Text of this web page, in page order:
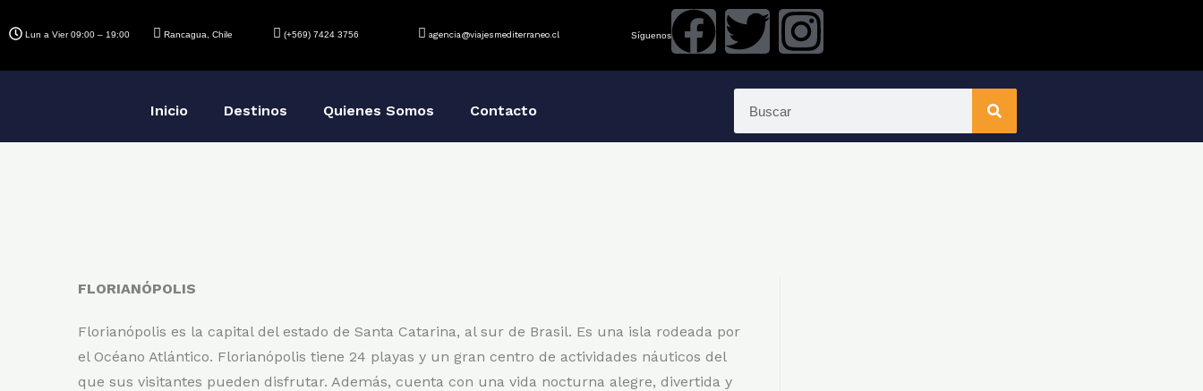
Lun a Vier 09:00 – 19:00 Rancagua, Chile (+569) 7424 3756 agencia@viajesmediterraneo.cl Síguenos
Inicio Destinos Quienes Somos Contacto
FLORIANÓPOLIS
Florianópolis es la capital del estado de Santa Catarina, al sur de Brasil. Es una isla rodeada por
el Océano Atlántico. Florianópolis tiene 24 playas y un gran centro de actividades náuticos del
que sus visitantes pueden disfrutar. Además, cuenta con una vida nocturna alegre, divertida y